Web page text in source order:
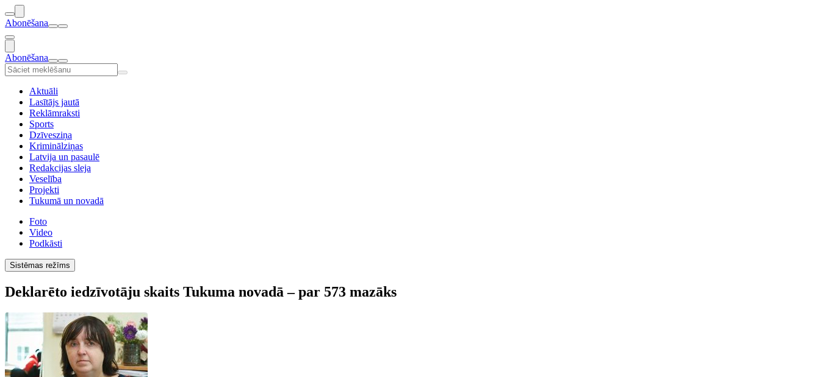
Abonēšana
Abonēšana
Aktuāli
Lasītājs jautā
Reklāmraksti
Sports
Dzīvesziņa
Kriminālziņas
Latvija un pasaulē
Redakcijas sleja
Veselība
Projekti
Tukumā un novadā
Foto
Video
Podkāsti
Sistēmas režīms
Deklarēto iedzīvotāju skaits Tukuma novadā – par 573 mazāks